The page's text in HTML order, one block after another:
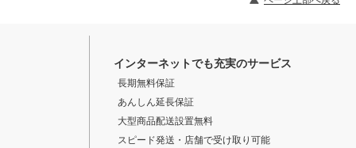
インターネットでも充実のサービス
長期無料保証
あんしん延長保証
大型商品配送設置無料
スピード発送・店舗で受け取り可能